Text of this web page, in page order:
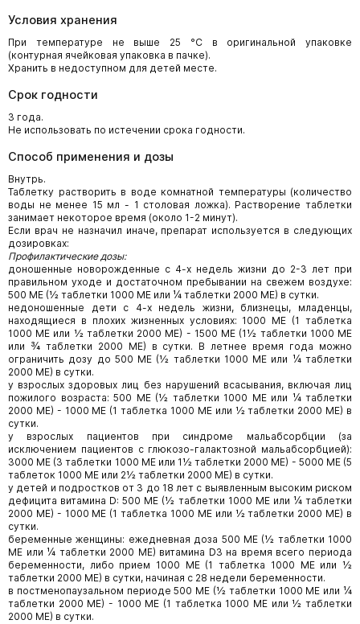
Условия хранения
При температуре не выше 25 °С в оригинальной упаковке
(контурная ячейковая упаковка в пачке).
Хранить в недоступном для детей месте.
Срок годности
3 года.
Не использовать по истечении срока годности.
Способ применения и дозы
Внутрь.
Таблетку растворить в воде комнатной температуры (количество
воды не менее 15 мл - 1 столовая ложка). Растворение таблетки
занимает некоторое время (около 1-2 минут).
Если врач не назначил иначе, препарат используется в следующих
дозировках:
Профилактические дозы:
доношенные новорожденные с 4-х недель жизни до 2-3 лет при
правильном уходе и достаточном пребывании на свежем воздухе:
500 МЕ (½ таблетки 1000 МЕ или ¼ таблетки 2000 МЕ) в сутки.
недоношенные дети с 4-х недель жизни, близнецы, младенцы,
находящиеся в плохих жизненных условиях: 1000 МЕ (1 таблетка
1000 МЕ или ½ таблетки 2000 МЕ) - 1500 МЕ (1½ таблетки 1000 МЕ
или ¾ таблетки 2000 МЕ) в сутки. В летнее время года можно
ограничить дозу до 500 МЕ (½ таблетки 1000 МЕ или ¼ таблетки
2000 МЕ) в сутки.
у взрослых здоровых лиц без нарушений всасывания, включая лиц
пожилого возраста: 500 МЕ (½ таблетки 1000 МЕ или ¼ таблетки
2000 МЕ) - 1000 МЕ (1 таблетка 1000 МЕ или ½ таблетки 2000 МЕ) в
сутки.
у взрослых пациентов при синдроме мальабсорбции (за
исключением пациентов с глюкозо-галактозной мальабсорбцией):
3000 МЕ (3 таблетки 1000 МЕ или 1½ таблетки 2000 МЕ) - 5000 МЕ (5
таблеток 1000 МЕ или 2½ таблетки 2000 МЕ) в сутки.
у детей и подростков от 3 до 18 лет с выявленным высоким риском
дефицита витамина D: 500 МЕ (½ таблетки 1000 МЕ или ¼ таблетки
2000 МЕ) - 1000 МЕ (1 таблетка 1000 МЕ или ½ таблетки 2000 МЕ) в
сутки.
беременные женщины: ежедневная доза 500 МЕ (½ таблетки 1000
МЕ или ¼ таблетки 2000 МЕ) витамина D3 на время всего периода
беременности, либо прием 1000 МЕ (1 таблетка 1000 МЕ или ½
таблетки 2000 МЕ) в сутки, начиная с 28 недели беременности.
в постменопаузальном периоде 500 МЕ (½ таблетки 1000 МЕ или ¼
таблетки 2000 МЕ) - 1000 МЕ (1 таблетка 1000 МЕ или ½ таблетки
2000 МЕ) в сутки.